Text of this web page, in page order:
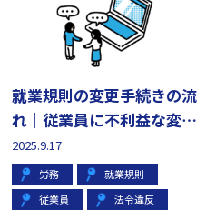
就業規則の変更手続きの流
れ｜従業員に不利益な変更
はできる？
2025.9.17
労務
就業規則
従業員
法令違反